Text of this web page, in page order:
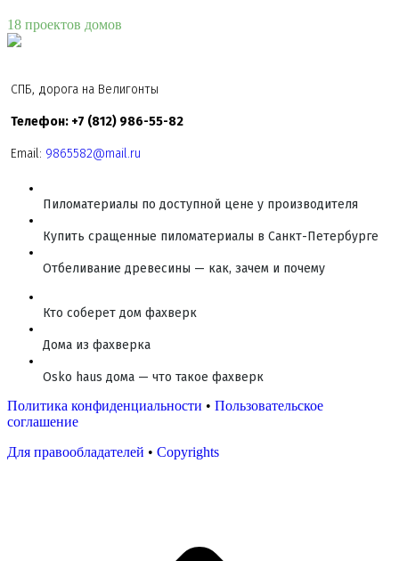
18 проектов домов
СПБ, дорога на Велигонты
Телефон: +7 (812) 986-55-82
Email: 9865582@mail.ru
Пиломатериалы по доступной цене у производителя
Купить сращенные пиломатериалы в Санкт-Петербурге
Отбеливание древесины — как, зачем и почему
Кто соберет дом фахверк
Дома из фахверка
Osko haus дома — что такое фахверк
Политика конфиденциальности • Пользовательское
соглашение
Для правообладателей • Copyrights